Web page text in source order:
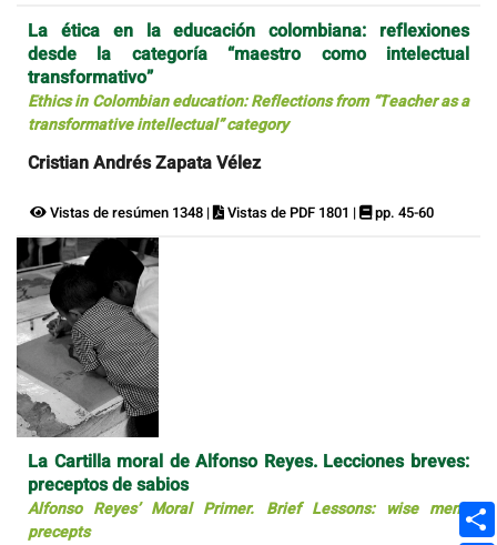
La ética en la educación colombiana: reflexiones
desde la categoría “maestro como intelectual
transformativo”
Ethics in Colombian education: Reflections from “Teacher as a
transformative intellectual” category
Cristian Andrés Zapata Vélez
Vistas de resúmen 1348 | Vistas de PDF 1801 | pp. 45-60
La Cartilla moral de Alfonso Reyes. Lecciones breves:
preceptos de sabios
Alfonso Reyes’ Moral Primer. Brief Lessons: wise men’s
precepts